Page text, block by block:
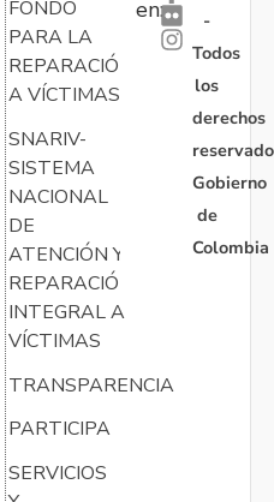
FONDO
PARA LA
REPARACIÓN
A VÍCTIMAS
SNARIV-
SISTEMA
NACIONAL
DE
ATENCIÓN Y
REPARACIÓN
INTEGRAL A
VÍCTIMAS
TRANSPARENCIA
PARTICIPA
SERVICIOS
en:
-
Todos
los
derechos
Gobierno
de
Colombia